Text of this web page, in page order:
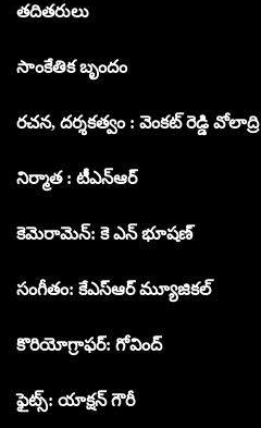
తదితరులు
సాంకేతిక బృందం
రచన, దర్శకత్వం : వెంకట్ రెడ్డి వోలాద్రి
నిర్మాత : టీఎన్ఆర్
కెమెరామెన్: కె ఎన్ భూషణ్
సంగీతం: కేఎస్ఆర్ మ్యూజికల్
కొరియోగ్రాఫర్: గోవింద్
ఫైట్స్: యాక్షన్ గౌరీ